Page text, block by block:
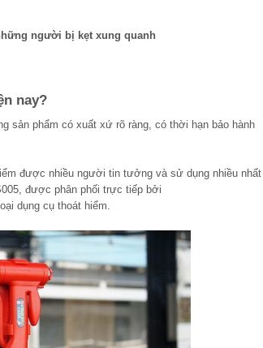
người bị kẹt xung quanh
nay?
sản phẩm có xuất xứ rõ ràng, có thời hạn bảo hành
được nhiều người tin tưởng và sử dụng nhiều nhất
được phân phối trực tiếp bởi
dụng cụ thoát hiểm.